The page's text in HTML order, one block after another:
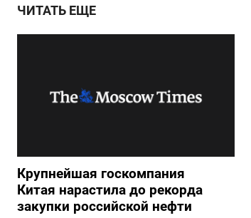
ЧИТАТЬ ЕЩЕ
Крупнейшая госкомпания
Китая нарастила до рекорда
закупки российской нефти